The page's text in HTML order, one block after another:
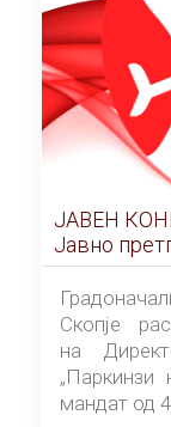
ЈАВЕН КОНКУРС за избор
Јавно претпријатие
Центар“ –
Скопје
на
„Паркинзи
мандат од